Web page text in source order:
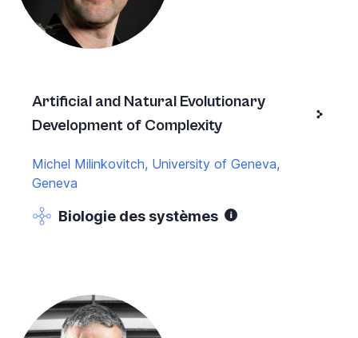
Artificial and Natural Evolutionary
Development of Complexity
Michel Milinkovitch, University of Geneva,
Geneva
Biologie des systèmes